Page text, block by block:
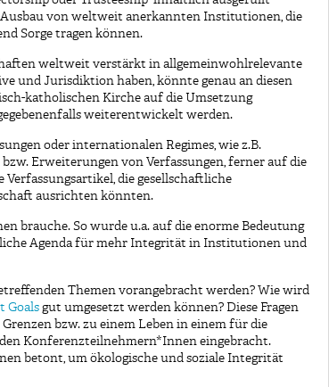
von weltweit anerkannten Institutionen, die
Sorge tragen können.
weltweit verstärkt in allgemeinwohlrelevante
und Jurisdiktion haben, könnte genau an diesen
katholischen Kirche auf die Umsetzung
weiterentwickelt werden.
oder internationalen Regimes, wie z.B.
Erweiterungen von Verfassungen, ferner auf die
die gesellschaftliche
ausrichten könnten.
brauche. So wurde u.a. auf die enorme Bedeutung
Agenda für mehr Integrität in Institutionen und
Themen vorangebracht werden? Wie wird
Goals gut umgesetzt werden können? Diese Fragen
bzw. zu einem Leben in einem für die
Konferenzteilnehmern*Innen eingebracht.
betont, um ökologische und soziale Integrität